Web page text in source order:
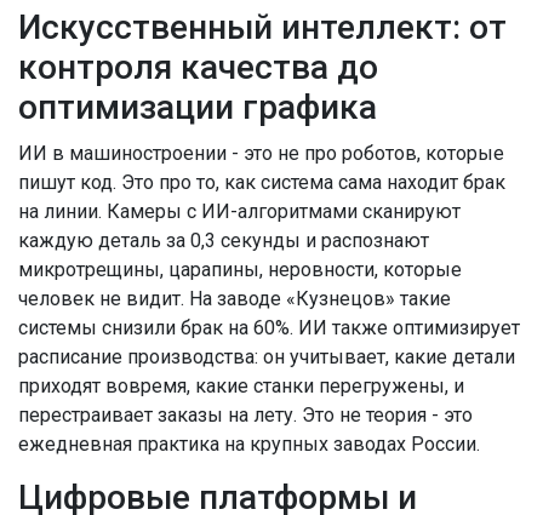
Искусственный интеллект: от
контроля качества до
оптимизации графика
ИИ в машиностроении - это не про роботов, которые
пишут код. Это про то, как система сама находит брак
на линии. Камеры с ИИ-алгоритмами сканируют
каждую деталь за 0,3 секунды и распознают
микротрещины, царапины, неровности, которые
человек не видит. На заводе «Кузнецов» такие
системы снизили брак на 60%. ИИ также оптимизирует
расписание производства: он учитывает, какие детали
приходят вовремя, какие станки перегружены, и
перестраивает заказы на лету. Это не теория - это
ежедневная практика на крупных заводах России.
Цифровые платформы и